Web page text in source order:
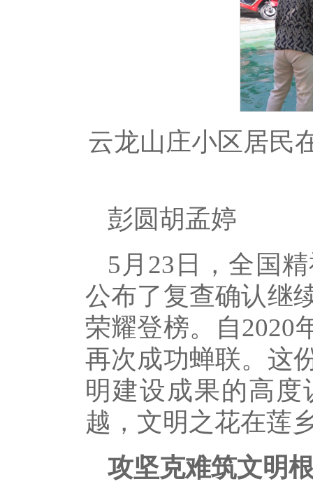
云龙山庄小区居民
彭圆胡孟婷
5月23日，全国
公布了复查确认继
荣耀登榜。自2020
再次成功蝉联。这
明建设成果的高度
越，文明之花在莲
攻坚克难筑文明